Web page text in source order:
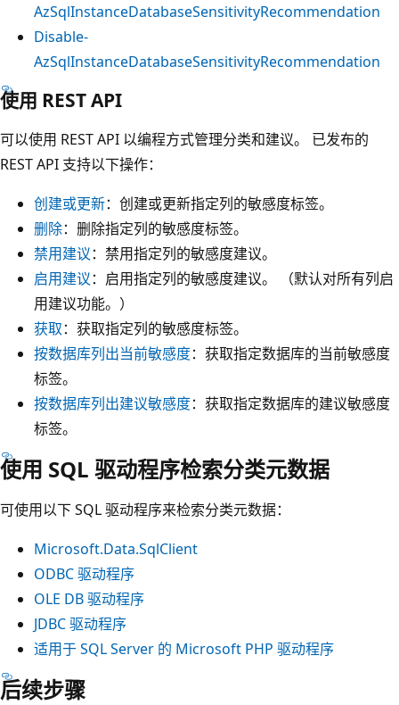
AzSqlInstanceDatabaseSensitivityRecommendation
Disable-
AzSqlInstanceDatabaseSensitivityRecommendation
使用 REST API
可以使用 REST API 以编程方式管理分类和建议。 已发布的
REST API 支持以下操作：
创建或更新：创建或更新指定列的敏感度标签。
删除：删除指定列的敏感度标签。
禁用建议：禁用指定列的敏感度建议。
启用建议：启用指定列的敏感度建议。 （默认对所有列启
用建议功能。）
获取：获取指定列的敏感度标签。
按数据库列出当前敏感度：获取指定数据库的当前敏感度
标签。
按数据库列出建议敏感度：获取指定数据库的建议敏感度
标签。
使用 SQL 驱动程序检索分类元数据
可使用以下 SQL 驱动程序来检索分类元数据：
Microsoft.Data.SqlClient
ODBC 驱动程序
OLE DB 驱动程序
JDBC 驱动程序
适用于 SQL Server 的 Microsoft PHP 驱动程序
后续步骤